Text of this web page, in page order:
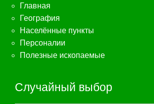
Главная
География
Населённые пункты
Персоналии
Полезные ископаемые
Случайный выбор